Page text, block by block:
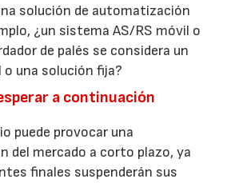
solución de automatización
¿un sistema AS/RS móvil o
de palés se considera un
una solución fija?
a continuación
puede provocar una
del mercado a corto plazo, ya
finales suspenderán sus